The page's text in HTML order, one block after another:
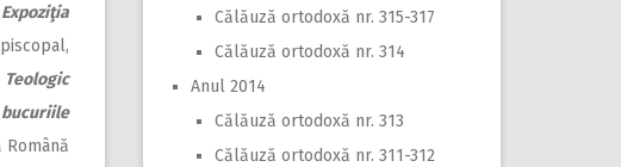
Expoziţia
Călăuză ortodoxă nr. 315-317
Călăuză ortodoxă nr. 314
Anul 2014
Călăuză ortodoxă nr. 313
Călăuză ortodoxă nr. 311-312